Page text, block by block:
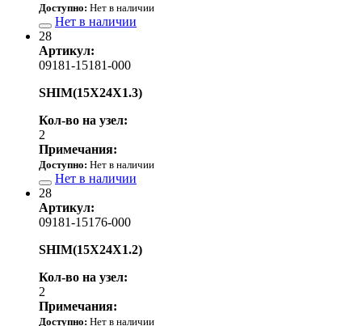
Доступно: Нет в наличии
Нет в наличии
28
Артикул:
09181-15181-000
SHIM(15X24X1.3)
Кол-во на узел:
2
Примечания:
Доступно: Нет в наличии
Нет в наличии
28
Артикул:
09181-15176-000
SHIM(15X24X1.2)
Кол-во на узел:
2
Примечания:
Доступно: Нет в наличии